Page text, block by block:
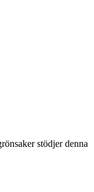
stödjer denna